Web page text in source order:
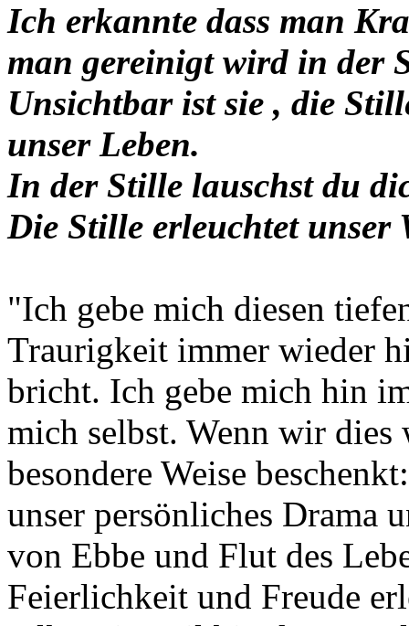
Ich erkannte dass man
man gereinigt wird in der
Unsichtbar ist sie , die
unser Leben.
In der Stille lauschst du
Die Stille erleuchtet unser
"Ich gebe mich diesen
Traurigkeit immer wieder
bricht. Ich gebe mich hin
mich selbst. Wenn wir
besondere Weise
unser persönliches Drama
von Ebbe und Flut des
Feierlichkeit und Freude